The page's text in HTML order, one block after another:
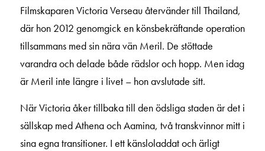
Filmskaparen Victoria Verseau återvänder till Thailand,
där hon 2012 genomgick en könsbekräftande operation
tillsammans med sin nära vän Meril. De stöttade
varandra och delade både rädslor och hopp. Men idag
är Meril inte längre i livet – hon avslutade sitt.
När Victoria åker tillbaka till den ödsliga staden är det i
sällskap med Athena och Aamina, två transkvinnor mitt i
sina egna transitioner. I ett känsloladdat och ärligt